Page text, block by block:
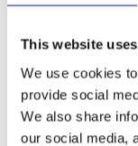
This website
We use cookies
provide social
We also share
our social media,